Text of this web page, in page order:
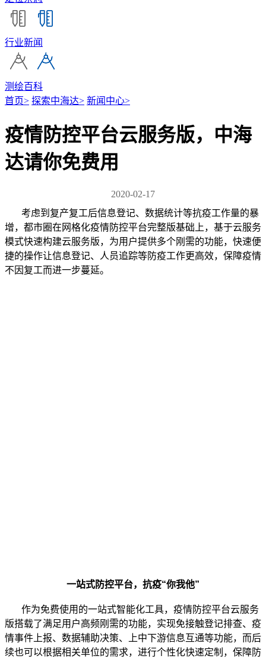
行业新闻
测绘百科
首页> 探索中海达> 新闻中心>
疫情防控平台云服务版，中海
达请你免费用
2020-02-17
考虑到复产复工后信息登记、数据统计等抗疫工作量的暴
增，都市圈在网格化疫情防控平台完整版基础上，基于云服务
模式快速构建云服务版，为用户提供多个刚需的功能，快速便
捷的操作让信息登记、人员追踪等防疫工作更高效，保障疫情
不因复工而进一步蔓延。
一站式防控平台，抗疫“你我他”
作为免费使用的一站式智能化工具，疫情防控平台云服务
版搭载了满足用户高频刚需的功能，实现免接触登记排查、疫
情事件上报、数据辅助决策、上中下游信息互通等功能，而后
续也可以根据相关单位的需求，进行个性化快速定制，保障防